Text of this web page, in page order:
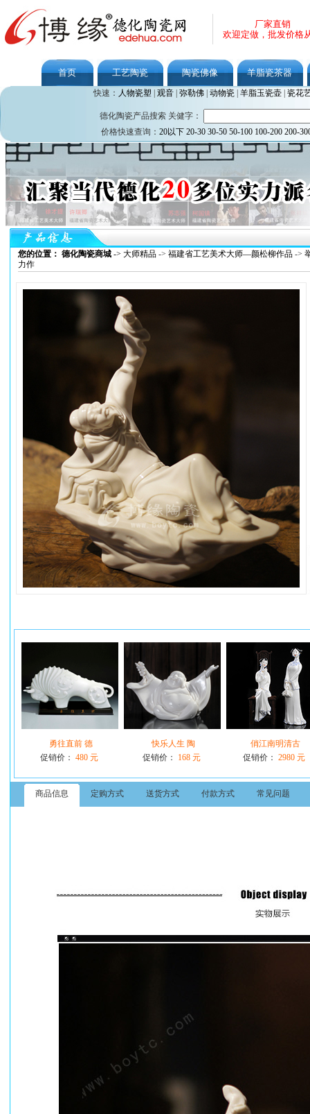
厂家直销
欢迎定做，批发价格
首页 工艺陶瓷 陶瓷佛像 羊脂瓷茶器
快速： 人物瓷塑 观音| 弥勒佛| 动物瓷| 羊脂玉瓷壶| 瓷花
德化陶瓷产品搜索 关健字：
价格快速查询： 20以下 20-30 30-50 50-100 100-200 200-
您的位置： 德化陶瓷商城 -> 大师精品 -> 福建省工艺美术大师—颜松柳作品 ->
力作
勇往直前 德
促销价： 480 元
快乐人生 陶
促销价：
168 元
俏江南明清古
促销价： 2980 元
商品信息 定购方式 送货方式 付款方式 常见问题